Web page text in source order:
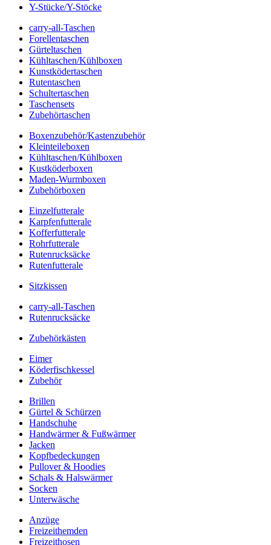
Y-Stücke/Y-Stöcke
carry-all-Taschen
Forellentaschen
Gürteltaschen
Kühltaschen/Kühlboxen
Kunstködertaschen
Rutentaschen
Schultertaschen
Taschensets
Zubehörtaschen
Boxenzubehör/Kastenzubehör
Kleinteileboxen
Kühltaschen/Kühlboxen
Kustköderboxen
Maden-Wurmboxen
Zubehörboxen
Einzelfutterale
Karpfenfutterale
Kofferfutterale
Rohrfutterale
Rutenrucksäcke
Rutenfutterale
Sitzkissen
carry-all-Taschen
Rutenrucksäcke
Zubehörkästen
Eimer
Köderfischkessel
Zubehör
Brillen
Gürtel & Schürzen
Handschuhe
Handwärmer & Fußwärmer
Jacken
Kopfbedeckungen
Pullover & Hoodies
Schals & Halswärmer
Socken
Unterwäsche
Anzüge
Freizeithemden
Freizeithosen